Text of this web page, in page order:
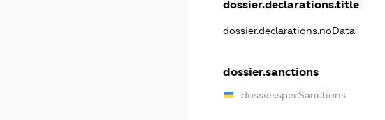
dossier.declarations.title
dossier.declarations.noData
dossier.sanctions
dossier.specSanctions